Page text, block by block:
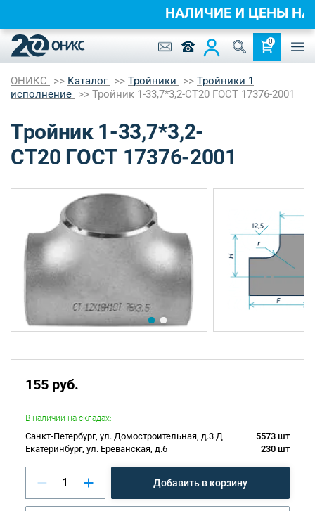
0
ОНИКС Каталог Тройники
Тройники 1
исполнение
Тройник 1-33,7*3,2-СТ20 ГОСТ 17376-2001
Тройник 1-33,7*3,2-
СТ20 ГОСТ 17376-2001
155 руб.
В наличии на складах:
Санкт-Петербург, ул. Домостроительная, д.3 Д
5573 шт
Екатеринбург, ул. Ереванская, д.6
230 шт
Добавить в корзину
НАЛИЧИЕ И ЦЕНЫ